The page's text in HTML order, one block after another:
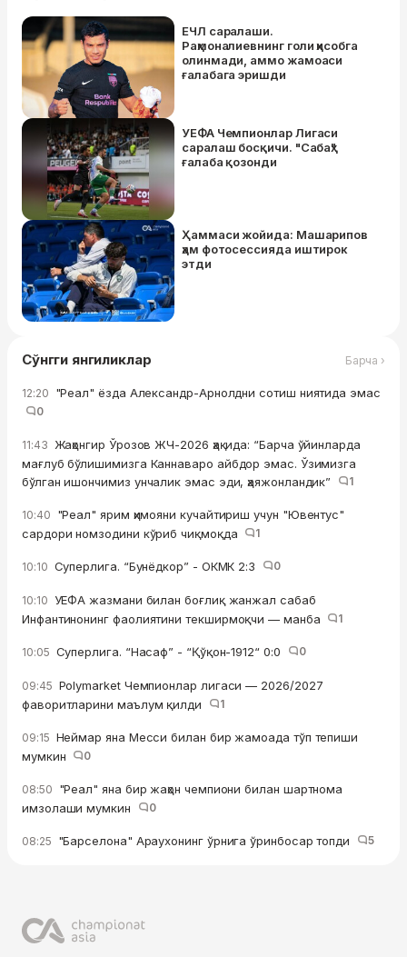
ЕЧЛ саралаши.
Раҳмоналиевнинг голи ҳисобга
олинмади, аммо жамоаси
ғалабага эришди
УЕФА Чемпионлар Лигаси
саралаш босқичи. "Сабаҳ"
ғалаба қозонди
Ҳаммаси жойида: Машарипов
ҳам фотосессияда иштирок
этди
Сўнгги янгиликлар Барча ›
12:20 "Реал" ёзда Александр-Арнолдни сотиш ниятида эмас
0
11:43 Жаҳонгир Ўрозов ЖЧ-2026 ҳақида: “Барча ўйинларда
мағлуб бўлишимизга Каннаваро айбдор эмас. Ўзимизга
бўлган ишончимиз унчалик эмас эди, ҳаяжонландик”
1
10:40 "Реал" ярим ҳимояни кучайтириш учун "Ювентус"
сардори номзодини кўриб чиқмоқда
1
10:10 Суперлига. “Бунёдкор” - ОКМК 2:3 0
10:10 УЕФА жазмани билан боғлиқ жанжал сабаб
Инфантинонинг фаолиятини текширмоқчи — манба
1
10:05 Суперлига. “Насаф” - “Қўқон-1912“ 0:0 0
09:45 Polymarket Чемпионлар лигаси — 2026/2027
фаворитларини маълум қилди
1
09:15 Неймар яна Месси билан бир жамоада тўп тепиши
мумкин
0
08:50 "Реал" яна бир жаҳон чемпиони билан шартнома
имзолаши мумкин
0
08:25 "Барселона" Араухонинг ўрнига ўринбосар топди 5